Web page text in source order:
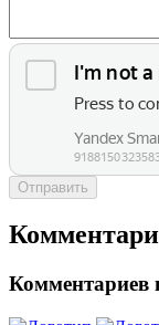
Отправить
Комментариев